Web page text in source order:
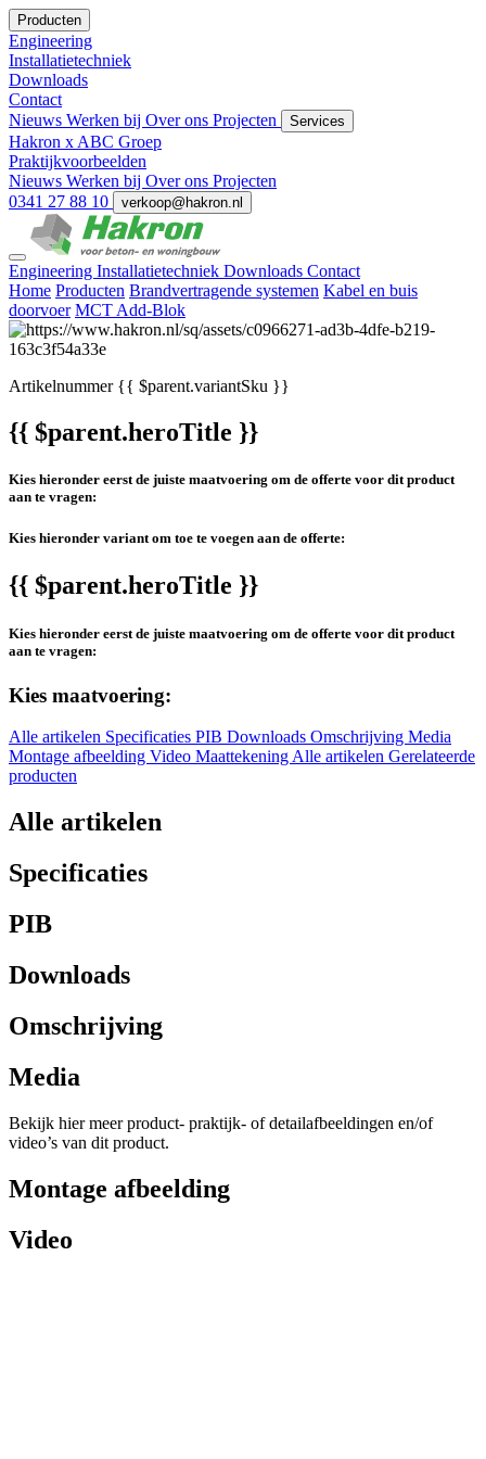
Producten
Engineering
Installatietechniek
Downloads
Contact
Nieuws Werken bij Over ons Projecten Services
Hakron x ABC Groep
Praktijkvoorbeelden
Nieuws Werken bij Over ons Projecten
0341 27 88 10
verkoop@hakron.nl
Engineering Installatietechniek Downloads Contact
Home Producten Brandvertragende systemen Kabel en buis
doorvoer MCT Add-Blok
Artikelnummer{{ $parent.variantSku }}
{{ $parent.heroTitle }}
Kies hieronder eerst de juiste maatvoering om de offerte voor dit product
aan te vragen:
Kies hieronder variant om toe te voegen aan de offerte:
{{ $parent.heroTitle }}
Kies hieronder eerst de juiste maatvoering om de offerte voor dit product
aan te vragen:
Kies maatvoering:
Alle artikelen Specificaties PIB Downloads Omschrijving Media
Montage afbeelding Video MaattekeningAlle artikelen Gerelateerde
producten
Alle artikelen
Specificaties
PIB
Downloads
Omschrijving
Media
Bekijk hier meer product- praktijk- of detailafbeeldingen en/of
video’s van dit product.
Montage afbeelding
Video